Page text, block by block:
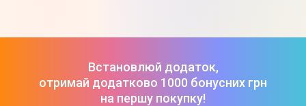
Встановлюй додаток,
отримай додатково 1000 бонусних грн
на першу покупку!